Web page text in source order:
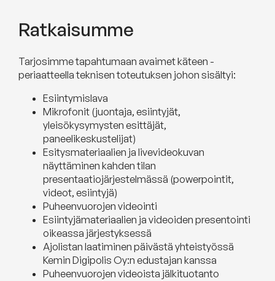
Ratkaisumme
Tarjosimme tapahtumaan avaimet käteen -
periaatteella teknisen toteutuksen johon sisältyi:
Esiintymislava
Mikrofonit (juontaja, esiintyjät,
yleisökysymysten esittäjät,
paneelikeskustelijat)
Esitysmateriaalien ja livevideokuvan
näyttäminen kahden tilan
presentaatiojärjestelmässä (powerpointit,
videot, esiintyjä)
Puheenvuorojen videointi
Esiintyjämateriaalien ja videoiden presentointi
oikeassa järjestyksessä
Ajolistan laatiminen päivästä yhteistyössä
Kemin Digipolis Oy:n edustajan kanssa
Puheenvuorojen videoista jälkituotanto